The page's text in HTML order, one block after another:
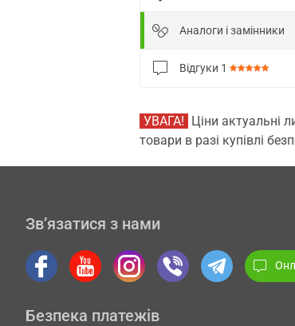
Аналоги і замінники
Відгуки 1
УВАГА! Ціни актуальні
товари в разі купівлі
Зв’язатися з нами
Безпека платежів